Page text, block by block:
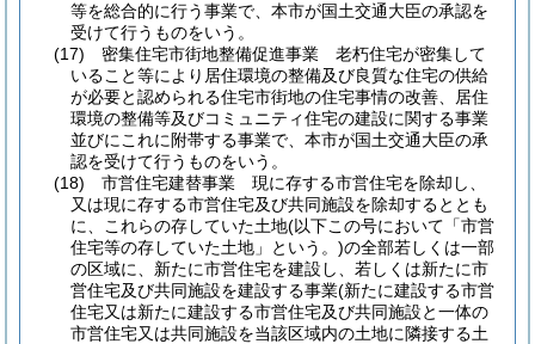
等を総合的に行う事業で、本市が国土交通大臣の承認を
受けて行うものをいう。
(17)
密集住宅市街地整備促進事業 老朽住宅が密集して
いること等により居住環境の整備及び良質な住宅の供給
が必要と認められる住宅市街地の住宅事情の改善、居住
環境の整備等及びコミュニティ住宅の建設に関する事業
並びにこれに附帯する事業で、本市が国土交通大臣の承
認を受けて行うものをいう。
(18)
市営住宅建替事業 現に存する市営住宅を除却し、
又は現に存する市営住宅及び共同施設を除却するととも
に、これらの存していた土地(以下この号において「市営
住宅等の存していた土地」という。)の全部若しくは一部
の区域に、新たに市営住宅を建設し、若しくは新たに市
営住宅及び共同施設を建設する事業(新たに建設する市営
住宅又は新たに建設する市営住宅及び共同施設と一体の
市営住宅又は共同施設を当該区域内の土地に隣接する土